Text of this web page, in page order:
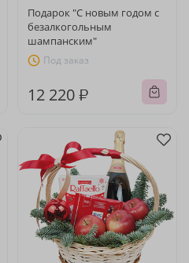
Подарок "С новым годом с
безалкогольным
шампанским"
Под заказ
12 220 ₽